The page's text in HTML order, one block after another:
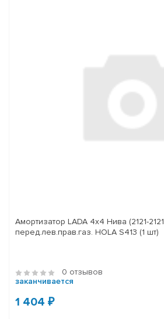
Амортизатор LADA 4x4 Нива (2121-
перед.лев.прав.газ. HOLA S413 (1 шт)
0 отзывов
заканчивается
1 404 ₽